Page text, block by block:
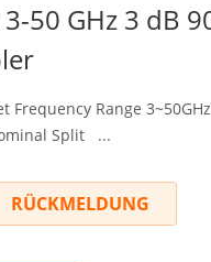
50 GHz 3 dB
Frequency Range
Split ...
RÜCKMELDUNG